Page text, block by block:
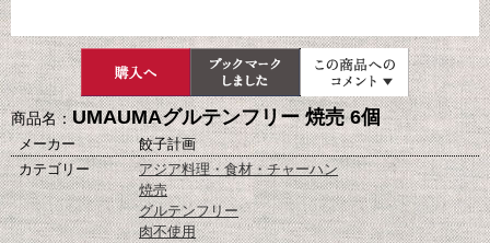
商品名：UMAUMAグルテンフリー 焼売 6個
メーカー
餃子計画
カテゴリー
アジア料理・食材・チャーハン
焼売
グルテンフリー
肉不使用